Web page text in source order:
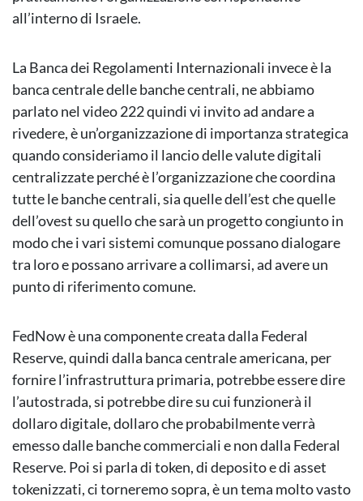
all’interno di Israele.
La Banca dei Regolamenti Internazionali invece è la
banca centrale delle banche centrali, ne abbiamo
parlato nel video 222 quindi vi invito ad andare a
rivedere, è un’organizzazione di importanza strategica
quando consideriamo il lancio delle valute digitali
centralizzate perché è l’organizzazione che coordina
tutte le banche centrali, sia quelle dell’est che quelle
dell’ovest su quello che sarà un progetto congiunto in
modo che i vari sistemi comunque possano dialogare
tra loro e possano arrivare a collimarsi, ad avere un
punto di riferimento comune.
FedNow è una componente creata dalla Federal
Reserve, quindi dalla banca centrale americana, per
fornire l’infrastruttura primaria, potrebbe essere dire
l’autostrada, si potrebbe dire su cui funzionerà il
dollaro digitale, dollaro che probabilmente verrà
emesso dalle banche commerciali e non dalla Federal
Reserve. Poi si parla di token, di deposito e di asset
tokenizzati, ci torneremo sopra, è un tema molto vasto